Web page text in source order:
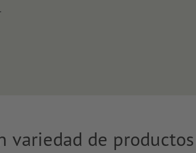
variedad de productos